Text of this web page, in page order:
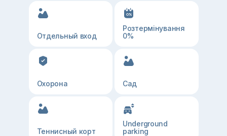
Отдельный вход
Розтермінування
0%
Охорона Сад
Теннисный корт
Underground
parking